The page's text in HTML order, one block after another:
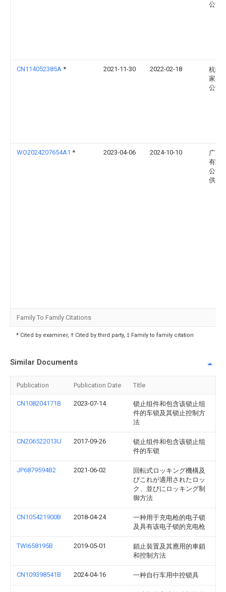
公司
CN114052385A * 2021-11-30 2022-02-18
杭州
家具
公司
WO2024207654A1 * 2023-04-06 2024-10-10
广东
有限
公司
供电
Family To Family Citations
* Cited by examiner, † Cited by third party, ‡ Family to family citation
Similar Documents
Publication Publication Date Title
CN108204171B 2023-07-14
锁止组件和包含该锁止组
件的车锁及其锁止控制方
法
CN206522013U 2017-09-26
锁止组件和包含该锁止组
件的车锁
JP6879594B2 2021-06-02
回転式ロッキング機構及
びこれが適用されたロッ
ク、並びにロッキング制
御方法
CN105421900B 2018-04-24
一种用于充电枪的电子锁
及具有该电子锁的充电枪
TWI658195B 2019-05-01
鎖止裝置及其應用的車鎖
和控制方法
CN109398541B 2024-04-16 一种自行车用中控锁具